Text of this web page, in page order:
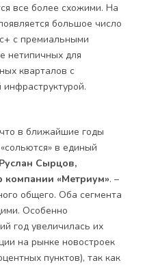
все более схожими. На
большое число
с премиальными
нетипичных для
кварталов с
в ближайшие годы
в единый
Руслан Сырцов,
«Метриум». –
общего. Оба сегмента
Особенно
год увеличилась их
на рынке новостроек
пунктов), так как